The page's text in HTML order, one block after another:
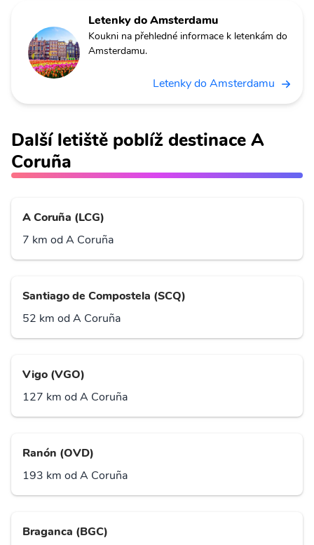
Letenky do Amsterdamu
Koukni na přehledné informace k letenkám do
Amsterdamu.
Letenky do Amsterdamu
Další letiště poblíž destinace A
Coruña
A Coruña (LCG)
7 km od A Coruña
Santiago de Compostela (SCQ)
52 km od A Coruña
Vigo (VGO)
127 km od A Coruña
Ranón (OVD)
193 km od A Coruña
Braganca (BGC)